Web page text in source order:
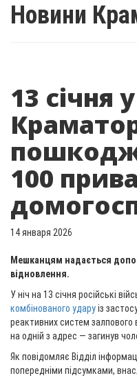
Новини
13 січня у
100
14 января 2026
Мешканцям надається
відновлення.
У ніч на 13 січня російські
комбінованого ударуіз
реактивних систем
на одній з адрес — загинув
Як повідомляє Відділ
попередніми підсумками,